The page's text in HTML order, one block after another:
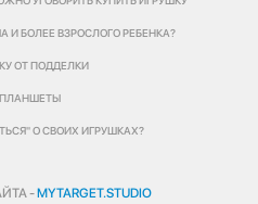
И БОЛЕЕ ВЗРОСЛОГО РЕБЕНКА?
ОТ ПОДДЕЛКИ
О СВОИХ ИГРУШКАХ?
-MYTARGET.STUDIO